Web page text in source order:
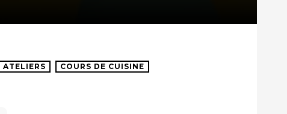
ATELIERS COURS DE CUISINE